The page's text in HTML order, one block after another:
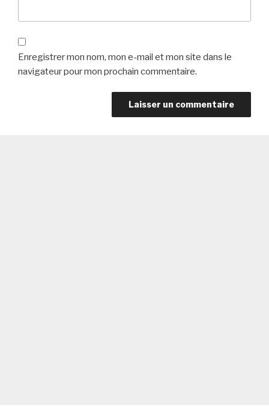
Enregistrer mon nom, mon e-mail et mon site dans le
navigateur pour mon prochain commentaire.